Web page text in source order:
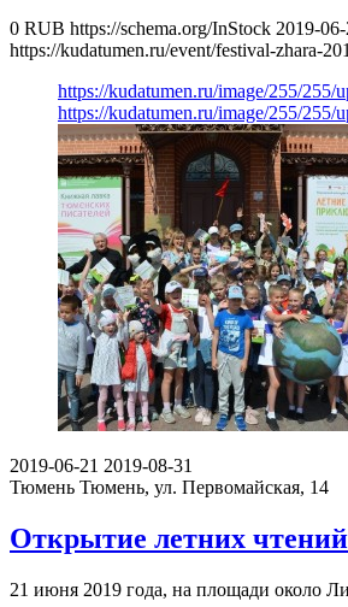
0 RUB https://schema.org/InStock 2019-
https://kudatumen.ru/event/festival-zhara-
https://kudatumen.ru/image/255/255/
https://kudatumen.ru/image/255/255/
2019-06-21 2019-08-31
Тюмень Тюмень, ул. Первомайская, 14
Открытие летних
21 июня 2019 года, на площади около